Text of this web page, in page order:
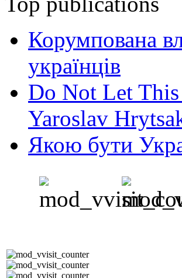
Корумпована
українців
Do Not Let
Yaroslav
Якою бути